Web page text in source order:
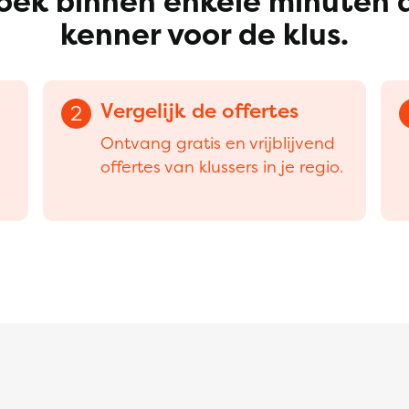
kenner voor de klus.
2 Vergelijk de offertes
Ontvang gratis en vrijblijvend
offertes van klussers in je regio.